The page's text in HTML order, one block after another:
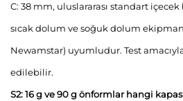
C: 38 mm, uluslararası standart
sıcak dolum ve soğuk dolum
Newamstar) uyumludur. Test
edilebilir.
S2: 16 g ve 90 g önformlar hangi